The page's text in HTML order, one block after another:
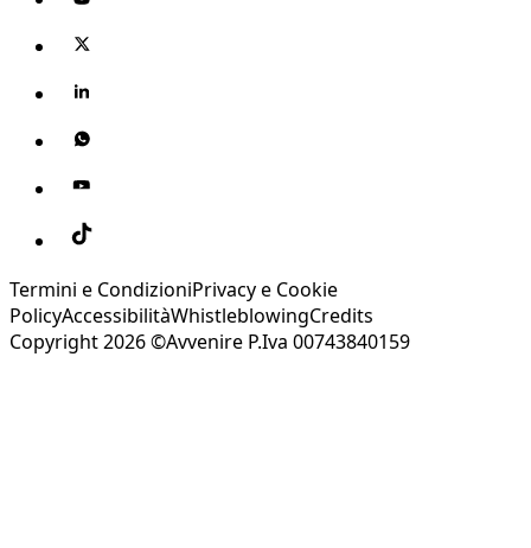
Termini e CondizioniPrivacy e Cookie
PolicyAccessibilitàWhistleblowingCredits
Copyright 2026 ©Avvenire P.Iva 00743840159